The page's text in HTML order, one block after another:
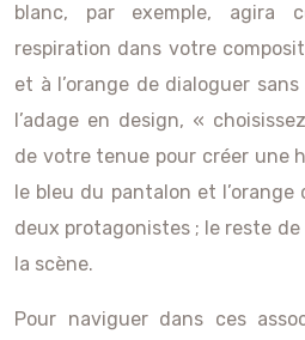
blanc, par exemple, agira
respiration dans votre
et à l’orange de dialoguer
l’adage en design, «
de votre tenue pour créer une
le bleu du pantalon et
deux protagonistes ; le reste
la scène.
Pour naviguer dans ces